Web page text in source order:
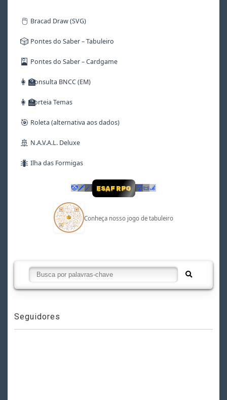
🖱️ Bracad Draw (SVG)
🎲 Pontes do Saber – Tabuleiro
🎴 Pontes do Saber – Cardgame
👩‍🏫Consulta BNCC (EM)
👩‍🏫Sorteia Temas
🎯 Roleta (alternativa aos dados)
🚢 N.A.V.A.L. Deluxe
🐜 Ilha das Formigas
🤡 🗡🪄 ESAF RPG 👹📜🦼
Conheça nosso jogo de tabuleiro
Seguidores